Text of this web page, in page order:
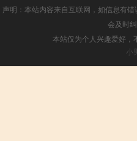
声明：本站内容来自互联网，如信息有
会及时
本站仅为个人兴趣爱好，
小